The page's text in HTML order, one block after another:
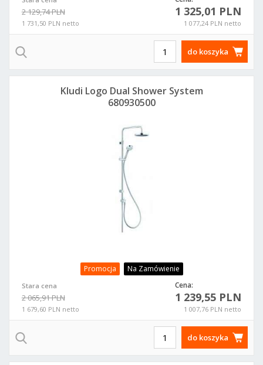
2 129,74 PLN
1 731,50 PLN netto
1 325,01 PLN
1 077,24 PLN netto
do koszyka
Promocja Na Zamówienie
Stara cena
2 065,91 PLN
1 679,60 PLN netto
Cena:
1 239,55 PLN
1 007,76 PLN netto
Kludi Logo Dual Shower System
680930500
do koszyka